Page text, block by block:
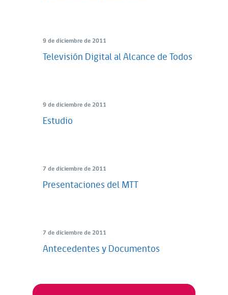
9 de diciembre de 2011
Televisión Digital al Alcance de Todos
9 de diciembre de 2011
Estudio
7 de diciembre de 2011
Presentaciones del MTT
7 de diciembre de 2011
Antecedentes y Documentos